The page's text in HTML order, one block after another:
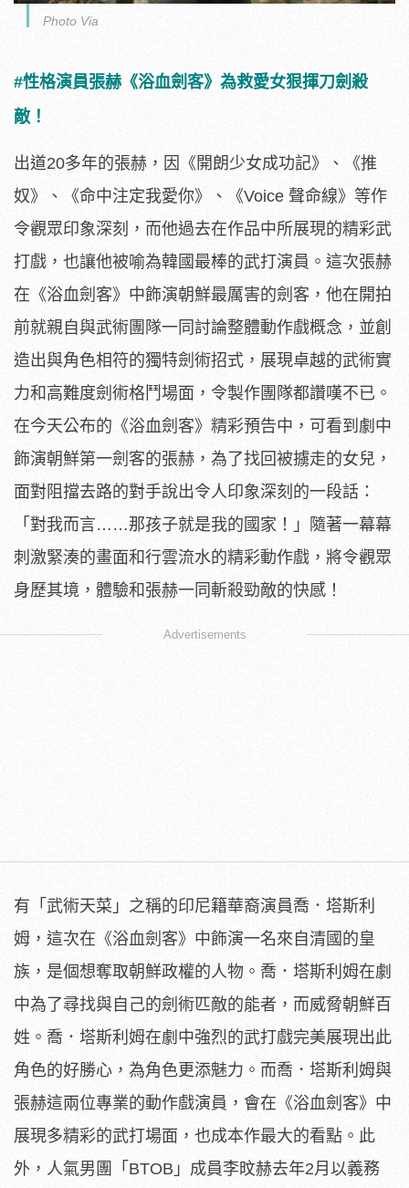
Photo Via
#性格演員張赫《浴血劍客》為救愛女狠揮刀劍殺
敵！
出道20多年的張赫，因《開朗少女成功記》、《推
奴》、《命中注定我愛你》、
《Voice 聲命線》等作
令觀眾印象深刻， 而他過去在作品中所展現的精彩武
打戲， 也讓他被喻為韓國最棒的武打演員。這次張赫
在《浴血劍客》 中飾演朝鮮最厲害的劍客， 他在開拍
前就親自與武術團隊一同討論整體動作戲概念， 並創
造出與角色相符的獨特劍術招式， 展現卓越的武術實
力和高難度劍術格鬥場面， 令製作團隊都讚嘆不已。
在今天公布的《浴血劍客》精彩預告中， 可看到劇中
飾演朝鮮第一劍客的張赫，為了找回被擄走的女兒，
面對阻擋去路的對手說出令人印象深刻的一段話：
「對我而言……那孩子就是我的國家！」
隨著一幕幕
刺激緊湊的畫面和行雲流水的精彩動作戲， 將令觀眾
身歷其境，體驗和張赫一同斬殺勁敵的快感！
Advertisements
有「武術天菜」之稱的印尼籍華裔演員喬．塔斯利
姆，這次在《浴血劍客》中飾演一名來自清國的皇
族， 是個想奪取朝鮮政權的人物。喬． 塔斯利姆在劇
中為了尋找與自己的劍術匹敵的能者， 而威脅朝鮮百
姓。喬． 塔斯利姆在劇中強烈的武打戲完美展現出此
角色的好勝心， 為角色更添魅力。而喬．塔斯利姆與
張赫這兩位專業的動作戲演員， 會在《浴血劍客》中
展現多精彩的武打場面，也成本作最大的看點。 此
外，人氣男團「BTOB」成員李旼赫去年2月以義務